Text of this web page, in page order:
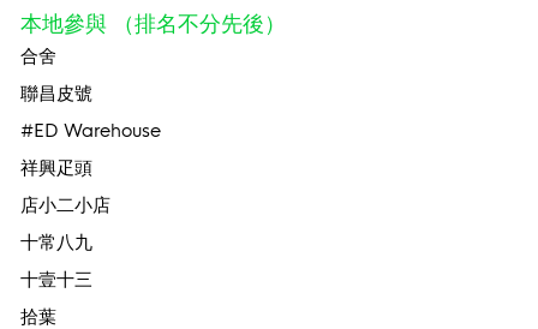
本地參與 （排名不分先後）
合舍
聯昌皮號
#ED Warehouse
祥興疋頭
店小二小店
十常八九
十壹十三
拾葉